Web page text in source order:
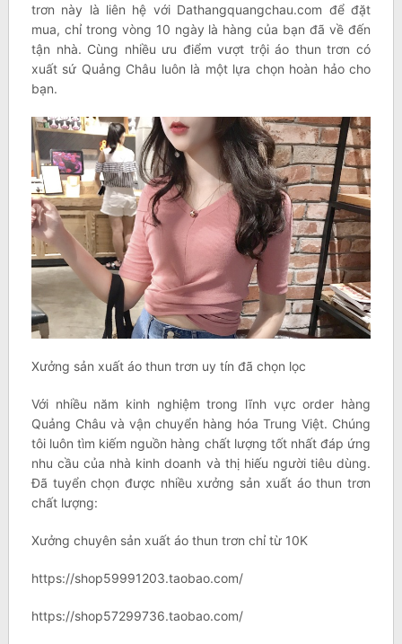
trơn này là liên hệ với Dathangquangchau.com để đặt
mua, chỉ trong vòng 10 ngày là hàng của bạn đã về đến
tận nhà. Cùng nhiều ưu điểm vượt trội áo thun trơn có
xuất sứ Quảng Châu luôn là một lựa chọn hoàn hảo cho
bạn.
Xưởng sản xuất áo thun trơn uy tín đã chọn lọc
Với nhiều năm kinh nghiệm trong lĩnh vực order hàng
Quảng Châu và vận chuyển hàng hóa Trung Việt. Chúng
tôi luôn tìm kiếm nguồn hàng chất lượng tốt nhất đáp ứng
nhu cầu của nhà kinh doanh và thị hiếu người tiêu dùng.
Đã tuyển chọn được nhiều xưởng sản xuất áo thun trơn
chất lượng:
Xưởng chuyên sản xuất áo thun trơn chỉ từ 10K
https://shop59991203.taobao.com/
https://shop57299736.taobao.com/